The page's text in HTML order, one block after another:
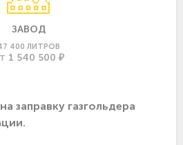
ЗАВОД
400 ЛИТРОВ
1 540 500 ₽
заправку газгольдера